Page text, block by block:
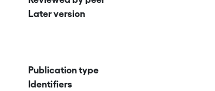
Later version
Publication type
Identifiers